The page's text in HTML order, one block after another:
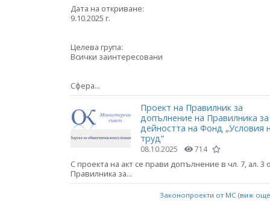
Дата на откриване:
9.10.2025 г.
Целева група:
Всички заинтересовани
Сфера...
Проект на Правилник за
допълнение на Правилника за
дейността на Фонд „Условия
труд“
08.10.2025 714
С проекта на акт се прави допълнение в чл. 7, ал. 3
Правилника за...
Законопроекти от МС (виж